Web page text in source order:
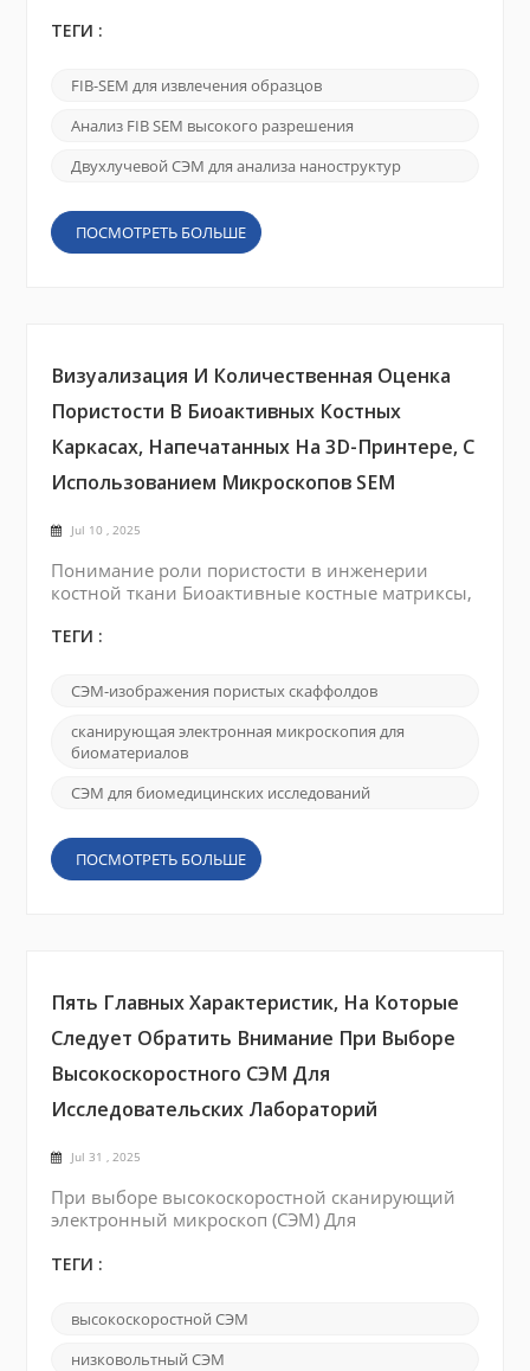
исследования полупроводниковых приборов,
часто является предпосылкой для значимых
результатов. Будь то извлечение
определенного места отказа из
органелл из отдельной клетки, обычные
ТЕГИ :
FIB-SEM для извлечения образцов
Анализ FIB SEM высокого разрешения
Двухлучевой СЭМ для анализа наноструктур
ПОСМОТРЕТЬ БОЛЬШЕ
Визуализация И Количественная Оценка
Пористости В Биоактивных Костных
Каркасах, Напечатанных На 3D-Принтере, С
Использованием Микроскопов SEM
Jul 10 , 2025
Понимание роли пористости в инженерии
костной ткани Биоактивные костные матриксы,
важнейшую роль в инженерии костной ткани,
влияющим на адгезию клеток, пролиферацию,
транспорт питательных веществ и
формирование новой кости. Как чрезмерно
высокая, так и слишком низкая пористость
ТЕГИ :
СЭМ-изображения пористых скаффолдов
сканирующая электронная микроскопия для
биоматериалов
СЭМ для биомедицинских исследований
ПОСМОТРЕТЬ БОЛЬШЕ
Пять Главных Характеристик, На Которые
Следует Обратить Внимание При Выборе
Высокоскоростного СЭМ Для
Исследовательских Лабораторий
Jul 31 , 2025
При выборе высокоскоростной сканирующий
электронный микроскоп (СЭМ) Для
не только увеличение и разрешение.
быстрые, интеллектуальные и гибкие решения
для обработки изображений . Работаете ли вы в
области материаловедения, Науки о жизни,
ТЕГИ :
высокоскоростной СЭМ
низковольтный СЭМ